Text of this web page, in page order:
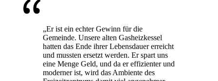
„Er ist ein echter Gewinn für die
Gemeinde. Unsere alten Gasheizkessel
hatten das Ende ihrer Lebensdauer erreicht
und mussten ersetzt werden. Er spart uns
eine Menge Geld, und da er effizienter und
moderner ist, wird das Ambiente des